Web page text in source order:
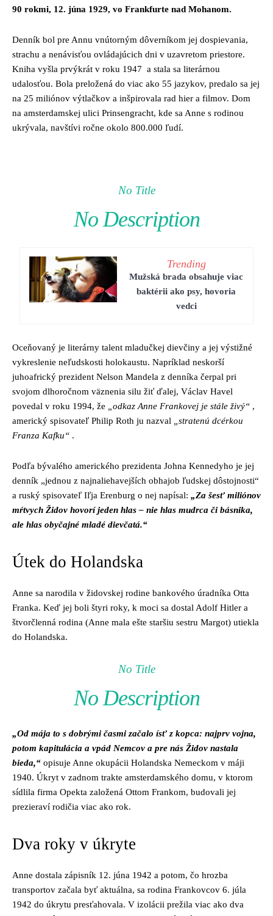
90 rokmi, 12. júna 1929, vo Frankfurte nad Mohanom.
Denník bol pre Annu vnútorným dôverníkom jej dospievania,
strachu a nenávisťou ovládajúcich dni v uzavretom priestore.
Kniha vyšla prvýkrát v roku 1947 a stala sa literárnou
udalosťou. Bola preložená do viac ako 55 jazykov, predalo sa jej
na 25 miliónov výtlačkov a inšpirovala rad hier a filmov. Dom
na amsterdamskej ulici Prinsengracht, kde sa Anne s rodinou
ukrývala, navštívi ročne okolo 800.000 ľudí.
No Title
No Description
Trending
Mužská brada obsahuje viac
baktérii ako psy, hovoria
vedci
Oceňovaný je literárny talent mladučkej dievčiny a jej výstižné
vykreslenie neľudskosti holokaustu. Napríklad neskorší
juhoafrický prezident Nelson Mandela z denníka čerpal pri
svojom dlhoročnom väznenia silu žiť ďalej, Václav Havel
povedal v roku 1994, že
„odkaz Anne Frankovej je stále živý“ ,
americký spisovateľ Philip Roth ju nazval
„stratenú dcérkou
Franza Kafku“ .
Podľa bývalého amerického prezidenta Johna Kennedyho je jej
denník „jednou z najnaliehavejších obhajob ľudskej dôstojnosti“
a ruský spisovateľ Iľja Erenburg o nej napísal: „Za šesť miliónov
mŕtvych Židov hovorí jeden hlas – nie hlas mudrca či básnika,
ale hlas obyčajné mladé dievčatá.“
Útek do Holandska
Anne sa narodila v židovskej rodine bankového úradníka Otta
Franka. Keď jej boli štyri roky, k moci sa dostal Adolf Hitler a
štvorčlenná rodina (Anne mala ešte staršiu sestru Margot) utiekla
do Holandska.
No Title
No Description
„Od mája to s dobrými časmi začalo ísť z kopca: najprv vojna,
potom kapitulácia a vpád Nemcov a pre nás Židov nastala
bieda,“ opisuje Anne okupácii Holandska Nemeckom v máji
1940. Úkryt v zadnom trakte amsterdamského domu, v ktorom
sídlila firma Opekta založená Ottom Frankom, budovali jej
prezieraví rodičia viac ako rok.
Dva roky v úkryte
Anne dostala zápisník 12. júna 1942 a potom, čo hrozba
transportov začala byť aktuálna, sa rodina Frankovcov 6. júla
1942 do úkrytu presťahovala. V izolácii prežila viac ako dva